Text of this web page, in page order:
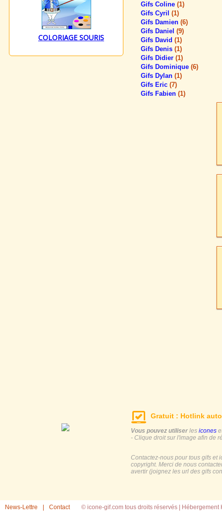
COLORIAGE SOURIS
Gifs Coline (1)
Gifs Cyril (1)
Gifs Damien (6)
Gifs Daniel (9)
Gifs David (1)
Gifs Denis (1)
Gifs Didier (1)
Gifs Dominique (6)
Gifs Dylan (1)
Gifs Eric (7)
Gifs Fabien (1)
Gratuit : Hotlink
Vous pouvez utiliser les icones
- Clique droit sur l'image afin de
Contactez-nous pour tous gifs et
copyright. Merci de nous
avertir (joignez les url des gifs
News-Lettre Contact © icone-gif.com tous droits réservés | Hébergement